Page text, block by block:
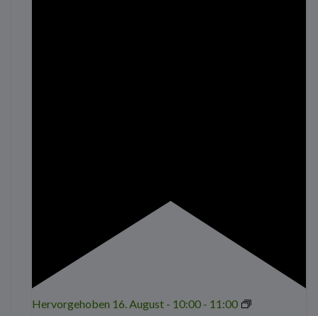
Hervorgehoben 16. August - 10:00 - 11:00